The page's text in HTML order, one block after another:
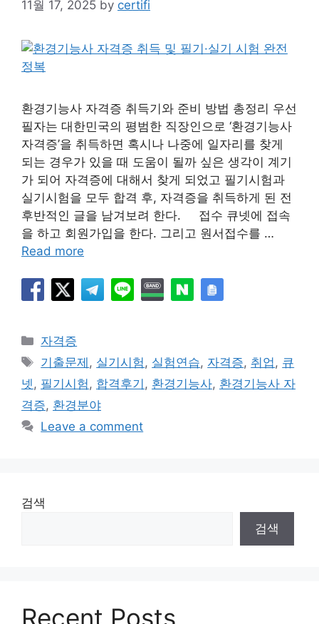
11월 17, 2025 by certifi
환경기능사 자격증 취득기와 준비 방법 총정리 우선
필자는 대한민국의 평범한 직장인으로 ‘환경기능사
자격증’을 취득하면 혹시나 나중에 일자리를 찾게
되는 경우가 있을 때 도움이 될까 싶은 생각이 계기
가 되어 자격증에 대해서 찾게 되었고 필기시험과
실기시험을 모두 합격 후, 자격증을 취득하게 된 전
후반적인 글을 남겨보려 한다. 접수 큐넷에 접속
을 하고 회원가입을 한다. 그리고 원서접수를 …
Read more
Categories
자격증
Tags
기출문제 , 실기시험, 실험연습, 자격증, 취업, 큐
넷, 필기시험, 합격후기 , 환경기능사, 환경기능사 자
격증, 환경분야
Leave a comment
검색
검색
Recent Posts